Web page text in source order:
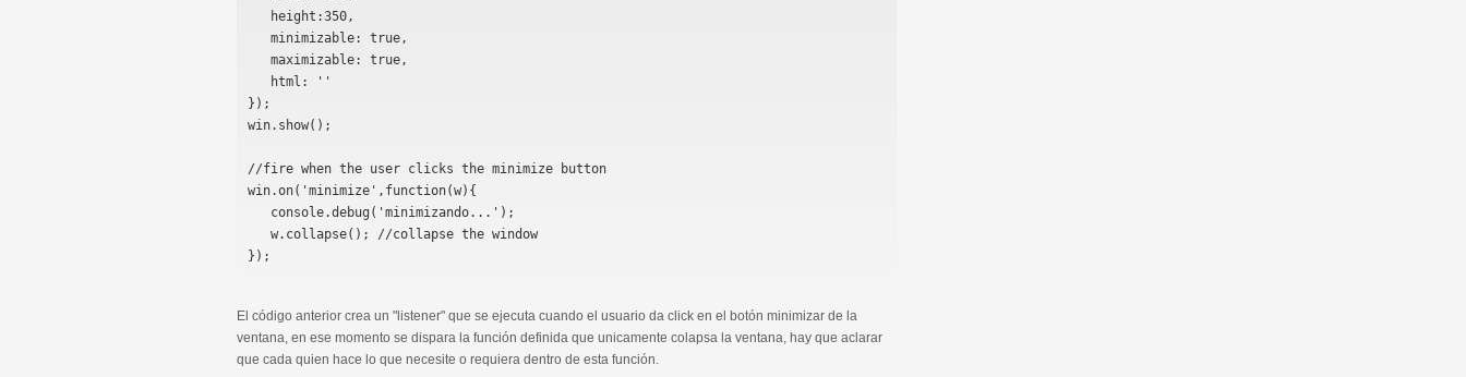
});
win.show();
//fire when the user clicks the minimize button
win.on('minimize',function(w){
El código anterior crea un "listener" que se ejecuta cuando el usuario da click en el botón minimizar de la
ventana, en ese momento se dispara la función definida que unicamente colapsa la ventana, hay que aclarar
que cada quien hace lo que necesite o requiera dentro de esta función.